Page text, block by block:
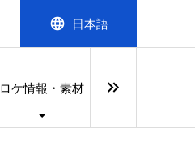
language 日本語
ロケ情報・素材 keyboard_double_arrow_right